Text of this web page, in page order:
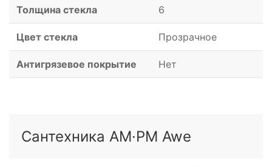
Толщина стекла 6
Цвет стекла Прозрачное
Антигрязевое покрытие Нет
Сантехника AM·PM Awe